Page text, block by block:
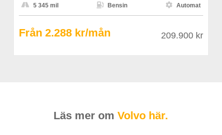
 5 345 mil  Bensin  Automat
Från 2.288 kr/mån 209.900 kr
Läs mer om Volvo här.